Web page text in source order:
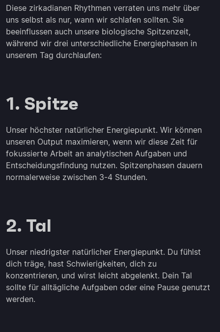
Diese zirkadianen Rhythmen verraten uns mehr über
uns selbst als nur, wann wir schlafen sollten. Sie
beeinflussen auch unsere biologische Spitzenzeit,
während wir drei unterschiedliche Energiephasen in
unserem Tag durchlaufen:
1. Spitze
Unser höchster natürlicher Energiepunkt. Wir können
unseren Output maximieren, wenn wir diese Zeit für
fokussierte Arbeit an analytischen Aufgaben und
Entscheidungsfindung nutzen. Spitzenphasen dauern
normalerweise zwischen 3-4 Stunden.
2. Tal
Unser niedrigster natürlicher Energiepunkt. Du fühlst
dich träge, hast Schwierigkeiten, dich zu
konzentrieren, und wirst leicht abgelenkt. Dein Tal
sollte für alltägliche Aufgaben oder eine Pause genutzt
werden.